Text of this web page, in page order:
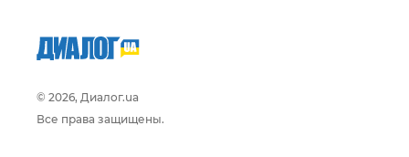
© 2026, Диалог.ua
Все права защищены.